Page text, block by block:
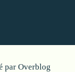
par Overblog